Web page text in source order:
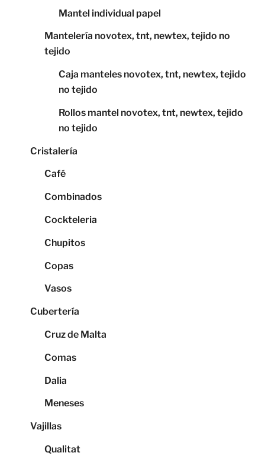
Mantel individual papel
Mantelería novotex, tnt, newtex, tejido no
tejido
Caja manteles novotex, tnt, newtex, tejido
no tejido
Rollos mantel novotex, tnt, newtex, tejido
no tejido
Cristalería
Café
Combinados
Cockteleria
Chupitos
Copas
Vasos
Cubertería
Cruz de Malta
Comas
Dalia
Meneses
Vajillas
Qualitat